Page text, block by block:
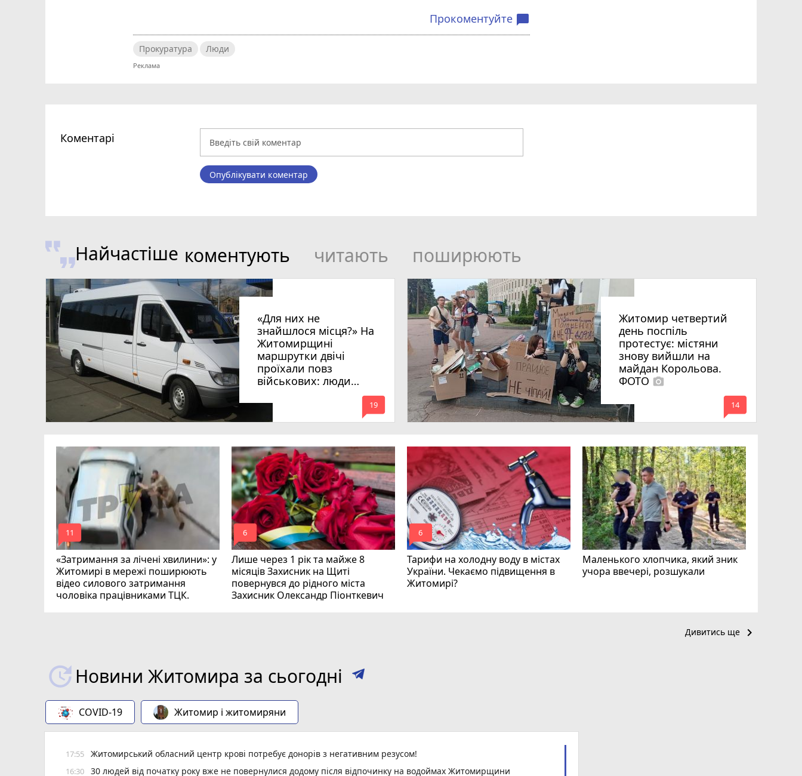
Прокоментуйте chat_bubble
Прокуратура Люди
Коментарі
Опублікувати коментар
Найчастіше коментують читають поширюють
«Для них не
знайшлося місця?» На
Житомирщині
маршрутки двічі
проїхали повз
військових: люди
вимагають покарати
винних
mode_comment
19
Житомир четвертий
день поспіль
протестує: містяни
знову вийшли на
майдан Корольова.
ФОТО photo_camera
mode_comment
14
«Затримання за лічені хвилини»: у
Житомирі в мережі поширюють
відео силового затримання
чоловіка працівниками ТЦК.
mode_comment
11
Лише через 1 рік та майже 8
місяців Захисник на Щиті
повернувся до рідного міста
Захисник Олександр Піонткевич
mode_comment
6
Тарифи на холодну воду в містах
України. Чекаємо підвищення в
Житомирі?
mode_comment
6
Маленького хлопчика, який зник
учора ввечері, розшукали
Дивитись ще keyboard_arrow_right
Новини Житомира за сьогодні
COVID-19 Житомир і житомиряни
17:55 Житомирський обласний центр крові потребує донорів з негативним резусом!
16:30 30 людей від початку року вже не повернулися додому після відпочинку на водоймах Житомирщини